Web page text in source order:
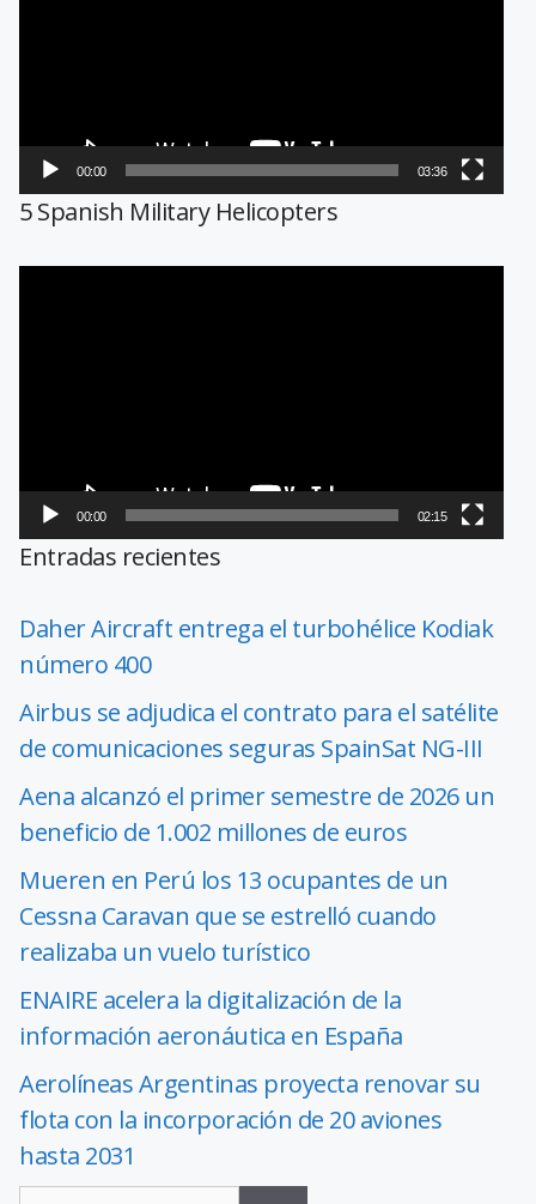
00:00 03:36
5 Spanish Military Helicopters
00:00 02:15
Entradas recientes
Daher Aircraft entrega el turbohélice Kodiak
número 400
Airbus se adjudica el contrato para el satélite
de comunicaciones seguras SpainSat NG-III
Aena alcanzó el primer semestre de 2026 un
beneficio de 1.002 millones de euros
Mueren en Perú los 13 ocupantes de un
Cessna Caravan que se estrelló cuando
realizaba un vuelo turístico
ENAIRE acelera la digitalización de la
información aeronáutica en España
Aerolíneas Argentinas proyecta renovar su
flota con la incorporación de 20 aviones
hasta 2031